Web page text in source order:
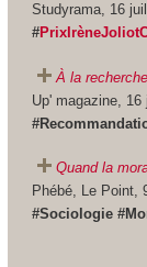
Studyrama, 16
#
À la
Up' magazine, 16
Quand la
Phébé, Le Point,
#Sociologie